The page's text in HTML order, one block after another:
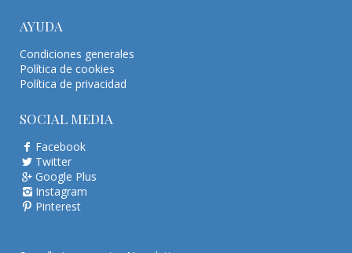
AYUDA
Condiciones generales
Política de cookies
Política de privacidad
SOCIAL MEDIA
Facebook
Twitter
Google Plus
Instagram
Pinterest